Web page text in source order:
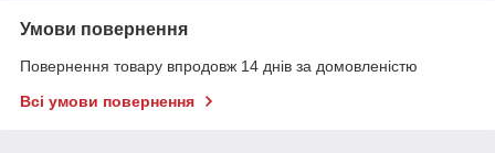
Умови повернення
Повернення товару впродовж 14 днів за домовленістю
Всі умови повернення